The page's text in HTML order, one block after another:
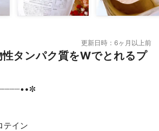
更新日時：6ヶ月以上前
性タンパク質をWでとれるプ
テイン